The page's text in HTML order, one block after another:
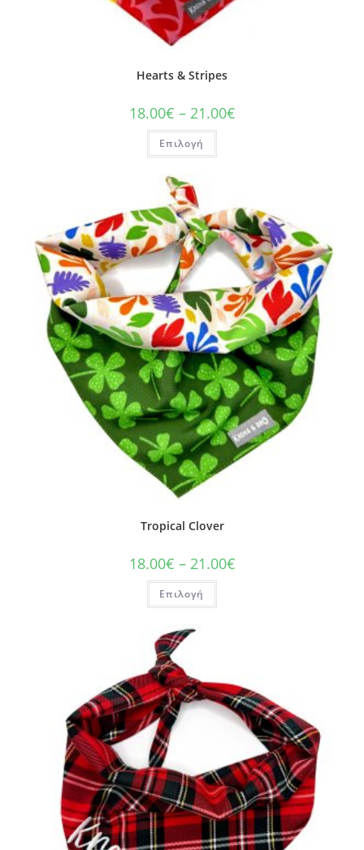
Hearts & Stripes
18.00€ – 21.00€
Επιλογή
Tropical Clover
18.00€ – 21.00€
Επιλογή